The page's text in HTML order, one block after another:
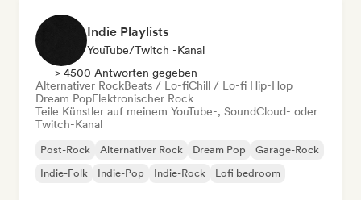
Indie Playlists
YouTube/Twitch -Kanal
> 4500 Antworten gegeben
Alternativer RockBeats / Lo-fiChill / Lo-fi Hip-Hop
Dream PopElektronischer Rock
Teile Künstler auf meinem YouTube-, SoundCloud- oder
Twitch-Kanal
Post-Rock Alternativer Rock Dream Pop
Garage-Rock
Indie-Folk
Indie-Pop Indie-Rock Lofi bedroom